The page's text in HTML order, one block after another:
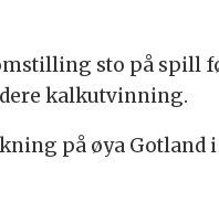
sto på spill
kalkutvinning.
på øya Gotland